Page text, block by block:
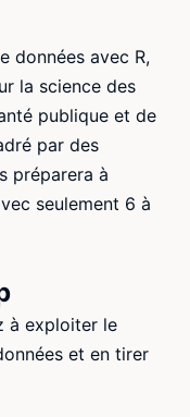
données avec R,
la science des
publique et de
par des
préparera à
seulement 6 à
à exploiter le
et en tirer